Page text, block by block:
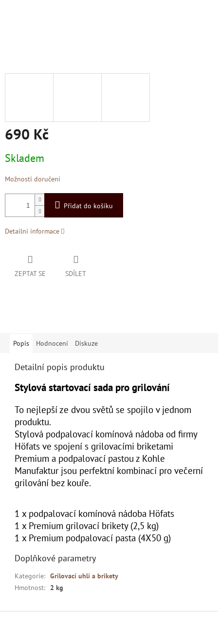
690 Kč
cena:
Skladem
Možnosti doručení
Přidat do košíku
Detailní informace
ZEPTAT SE SDÍLET
Popis Hodnocení Diskuze
Detailní popis produktu
Stylová startovací sada progrilování
To nejlepší ze dvou světů se spojilo v jednom
produktu.
Stylová podpalovací komínová nádoba od firmy
Höfats ve spojení s grilovacími briketami
Premium a podpalovací pastou z Kohle
Manufaktur jsou perfektní kombinací pro večerní
grilování bez kouře.
1 x podpalovací komínová nádoba Höfats
1 x Premium grilovací brikety (2,5 kg)
1 x Premium podpalovací pasta (4X50 g)
Doplňkové parametry
Kategorie: Grilovací uhlí a brikety
Hmotnost: 2 kg